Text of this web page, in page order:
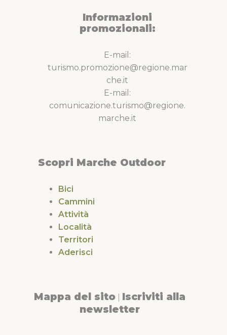
Informazioni
promozionali:
E-mail:
turismo.promozione@regione.mar
che.it
E-mail:
comunicazione.turismo@regione.
marche.it
Scopri Marche Outdoor
Bici
Cammini
Attività
Località
Territori
Aderisci
Mappa del sito Iscriviti alla
newsletter